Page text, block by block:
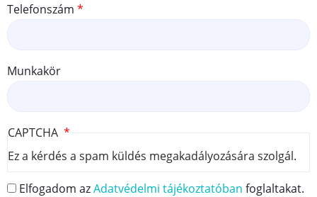
Telefonszám
Munkakör
CAPTCHA
Ez a kérdés a spam küldés megakadályozására szolgál.
Elfogadom azAdatvédelmi tájékoztatóban foglaltakat.